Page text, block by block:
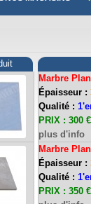
Marbre
Épaisseur :
Qualité :
PRIX : 300
plus d'info
Marbre
Épaisseur :
Qualité :
PRIX : 350